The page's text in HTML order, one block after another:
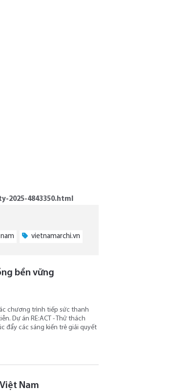
4843350.html
vietnamarchi.vn
bền vững
chương trình tiếp sức thanh
Dự án RE:ACT - Thử thách
đẩy các sáng kiến trẻ giải quyết
Nam